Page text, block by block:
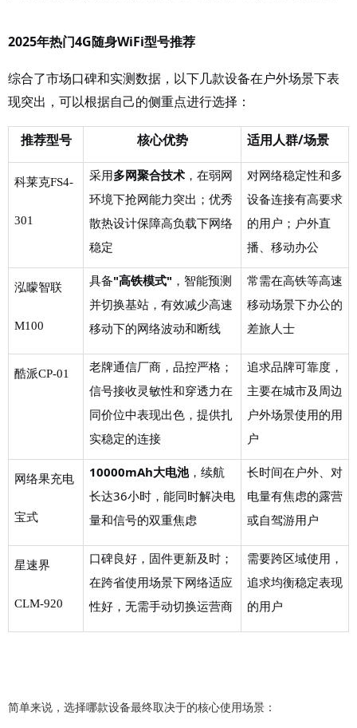
2025年热门4G随身WiFi型号推荐
综合了市场口碑和实测数据，以下几款设备在户外场景下表
现突出，可以根据自己的侧重点进行选择：
推荐型号 核心优势 适用人群/场景
科莱克FS4-
301
采用多网聚合技术 ，在弱网
环境下抢网能力突出 ；优秀
散热设计保障高负载下网络
稳定
对网络稳定性和多
设备连接有高要求
的用户；户外直
播、移动办公
泓曚智联
M100
具备"高铁模式" ，智能预测
并切换基站，有效减少高速
移动下的网络波动和断线
常需在高铁等高速
移动场景下办公的
差旅人士
酷派CP-01
老牌通信厂商，品控严格；
信号接收灵敏性和穿透力在
同价位中表现出色，提供扎
实稳定的连接
追求品牌可靠度，
主要在城市及周边
户外场景使用的用
户
网络果充电
宝式
10000mAh大电池 ，续航
长达36小时，能同时解决电
量和信号的双重焦虑
长时间在户外、对
电量有焦虑的露营
或自驾游用户
星速界
CLM-920
口碑良好，固件更新及时；
在跨省使用场景下网络适应
性好，无需手动切换运营商
需要跨区域使用，
追求均衡稳定表现
的用户
简单来说，选择哪款设备最终取决于的核心使用场景：